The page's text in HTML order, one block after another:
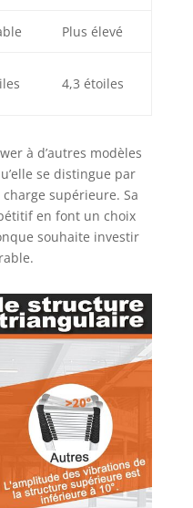
Plus élevé
4,3 étoiles
à d’autres modèles
se distingue par
supérieure. Sa
en font un choix
souhaite investir